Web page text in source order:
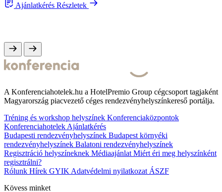
Ajánlatkérés Részletek
A Konferenciahotelek.hu a HotelPremio Group cégcsoport tagjaként
Magyarország piacvezető céges rendezvényhelyszínkereső portálja.
Tréning és workshop helyszínek Konferenciaközpontok
Konferenciahotelek Ajánlatkérés
Budapesti rendezvényhelyszínek Budapest környéki
rendezvényhelyszínek Balatoni rendezvényhelyszínek
Regisztráció helyszíneknek Médiaajánlat Miért éri meg helyszínként
regisztrálni?
Rólunk Hírek GYIK Adatvédelmi nyilatkozat ÁSZF
Kövess minket